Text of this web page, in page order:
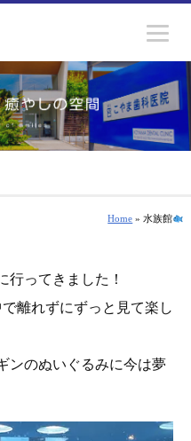
Home » 水族館
行ってきました！
離れずにずっと見て楽し
ンのぬいぐるみに今は夢